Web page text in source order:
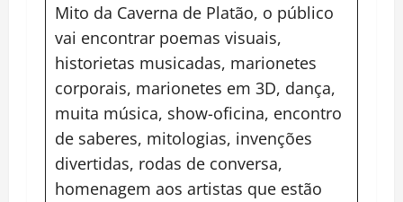
Mito da Caverna de Platão, o público
vai encontrar poemas visuais,
historietas musicadas, marionetes
corporais, marionetes em 3D, dança,
muita música, show-oficina, encontro
de saberes, mitologias, invenções
divertidas, rodas de conversa,
homenagem aos artistas que estão